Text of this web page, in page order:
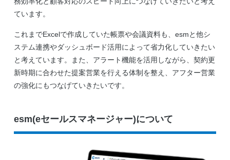
ています。
これまでExcelで作成していた帳票や会議資料も、esmと他シ
ステム連携やダッシュボード活用によって省力化していきたい
と考えています。また、アラート機能を活用しながら、契約更
新時期に合わせた提案営業を行える体制を整え、アフター営業
の強化にもつなげていきたいです。
esm(eセールスマネージャー)について